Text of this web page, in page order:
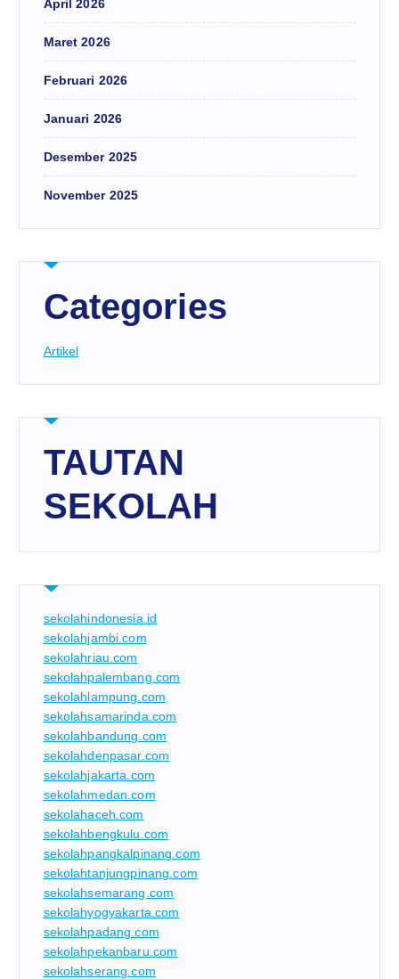
April 2026
Maret 2026
Februari 2026
Januari 2026
Desember 2025
November 2025
Categories
Artikel
TAUTAN
SEKOLAH
sekolahindonesia.id
sekolahjambi.com
sekolahriau.com
sekolahpalembang.com
sekolahlampung.com
sekolahsamarinda.com
sekolahbandung.com
sekolahdenpasar.com
sekolahjakarta.com
sekolahmedan.com
sekolahaceh.com
sekolahbengkulu.com
sekolahpangkalpinang.com
sekolahtanjungpinang.com
sekolahsemarang.com
sekolahyogyakarta.com
sekolahpadang.com
sekolahpekanbaru.com
sekolahserang.com